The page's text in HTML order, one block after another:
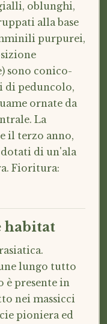
oblunghi,
alla base
purpurei,
sono conico-
di peduncolo,
ornate da
La
il terzo anno,
di un'ala
Fioritura:
habitat
lungo tutto
è presente in
nei massicci
pioniera ed